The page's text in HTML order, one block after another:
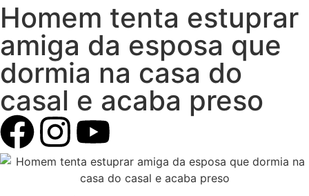
Homem tenta estuprar
amiga da esposa que
dormia na casa do
casal e acaba preso